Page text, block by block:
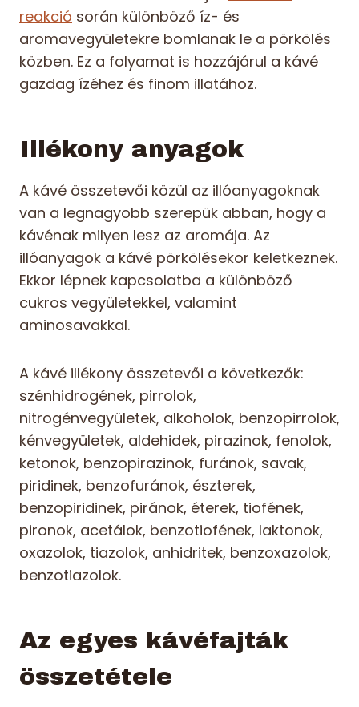
reakció során különböző íz- és
aromavegyületekre bomlanak le a pörkölés
közben. Ez a folyamat is hozzájárul a kávé
gazdag ízéhez és finom illatához.
Illékony anyagok
A kávé összetevői közül az illóanyagoknak
van a legnagyobb szerepük abban, hogy a
kávénak milyen lesz az aromája. Az
illóanyagok a kávé pörkölésekor keletkeznek.
Ekkor lépnek kapcsolatba a különböző
cukros vegyületekkel, valamint
aminosavakkal.
A kávé illékony összetevői a következők:
szénhidrogének, pirrolok,
nitrogénvegyületek, alkoholok, benzopirrolok,
kénvegyületek, aldehidek, pirazinok, fenolok,
ketonok, benzopirazinok, furánok, savak,
piridinek, benzofuránok, észterek,
benzopiridinek, piránok, éterek, tiofének,
pironok, acetálok, benzotiofének, laktonok,
oxazolok, tiazolok, anhidritek, benzoxazolok,
benzotiazolok.
Az egyes kávéfajták
összetétele